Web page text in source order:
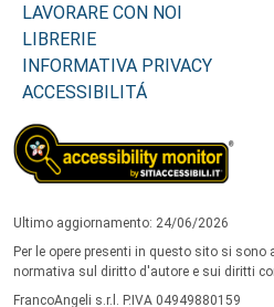
LAVORARE CON NOI
LIBRERIE
INFORMATIVA PRIVACY
ACCESSIBILITÁ
Ultimo aggiornamento: 24/06/2026
Per le opere presenti in questo sito si
normativa sul diritto d'autore e sui diritti
FrancoAngeli s.r.l. P.IVA 04949880159